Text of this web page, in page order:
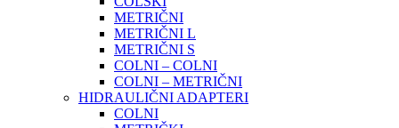
METRIČNI
METRIČNI L
METRIČNI S
COLNI – COLNI
COLNI – METRIČNI
HIDRAULIČNI ADAPTERI
COLNI